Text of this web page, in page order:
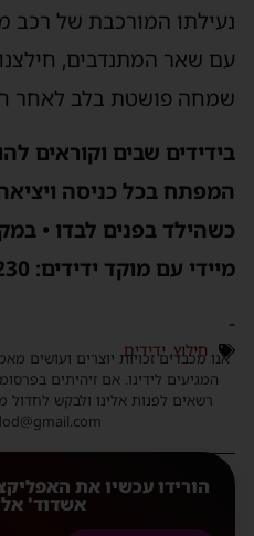
נעילתו המורכבת של רכב
עם שאר המתנדבים,
שמחה פושטת בלב לאחר
בידידים שבים וקוראים
המפתח בכל כניסה
כשהילד בפנים לבדו •
מיידי עם מוקד ידידים: 1230 ללא כוכבית.
-
חילוץ, ידידים
אנו מכבדים זכויות יוצרים ועושים
המגיעים לידינו. אם זיהיתים
רשאים לפנות אלינו ולבקש
הורידו עכשיו את
אשדוד'